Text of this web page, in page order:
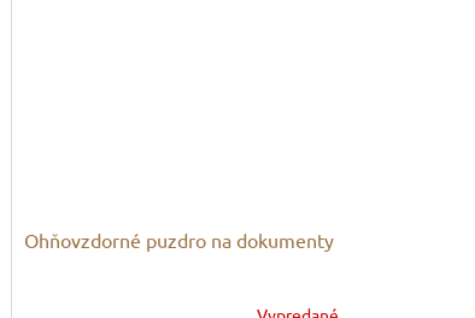
Ohňovzdorné puzdro na dokumenty